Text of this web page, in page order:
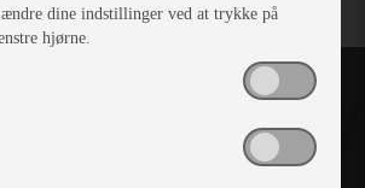
dine indstillinger ved at trykke på
hjørne.